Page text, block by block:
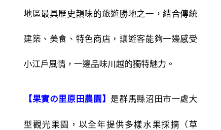
地區最具歷史韻味的旅遊勝地之一，結合傳統
建築、美食、特色商店，讓遊客能夠一邊感受
小江戶風情，一邊品味川越的獨特魅力。
【果實の里原田農園】 是群馬縣沼田市一處大
型觀光果園，以全年提供多樣水果採摘（草